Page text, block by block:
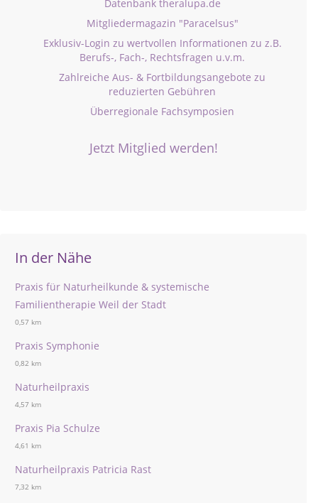
Datenbank theralupa.de
Mitgliedermagazin "Paracelsus"
Exklusiv-Login zu wertvollen Informationen zu z.B.
Berufs-, Fach-, Rechtsfragen u.v.m.
Zahlreiche Aus- & Fortbildungsangebote zu
reduzierten Gebühren
Überregionale Fachsymposien
Jetzt Mitglied werden!
In der Nähe
Praxis für Naturheilkunde & systemische
Familientherapie Weil der Stadt
0,57 km
Praxis Symphonie
0,82 km
Naturheilpraxis
4,57 km
Praxis Pia Schulze
4,61 km
Naturheilpraxis Patricia Rast
7,32 km